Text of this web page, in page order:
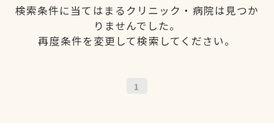
検索条件に当てはまるクリニック・病院は見つか
りませんでした。
再度条件を変更して検索してください。
1